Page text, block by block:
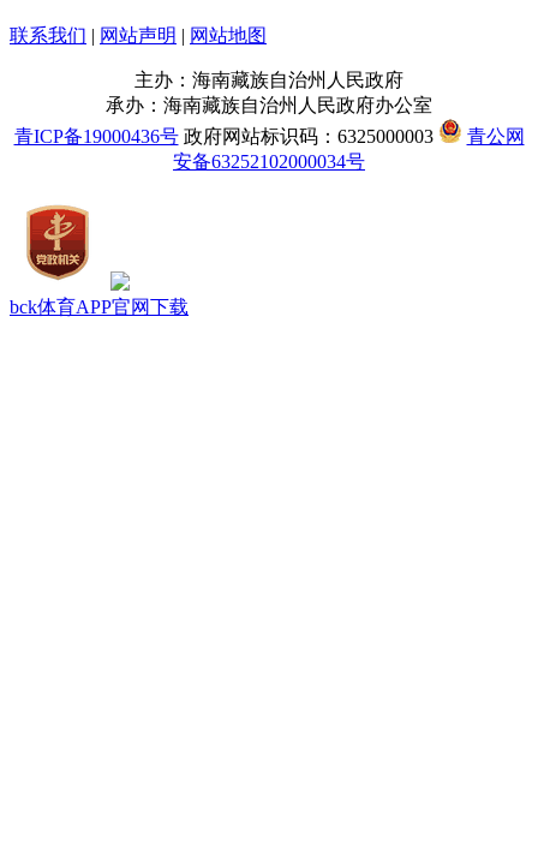
联系我们 | 网站声明 | 网站地图
主办：海南藏族自治州人民政府
承办：海南藏族自治州人民政府办公室
青ICP备19000436号政府网站标识码：6325000003
青公网
安备63252102000034号
bck体育APP官网下载